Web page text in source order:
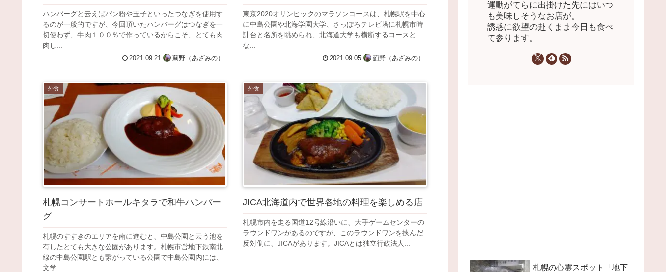
ハンバーグと云えばパン粉や玉子といったつなぎを使用す
るのが一般的ですが、今回頂いたハンバーグはつなぎを一
切使わず、牛肉１００％で作っているからこそ、とても肉
肉し...
2021.09.21 薊野（あざみの）
東京2020オリンピックのマラソンコースは、札幌駅を中心
に中島公園や北海学園大学、さっぽろテレビ塔に札幌市時
計台と名所を眺められ、北海道大学も横断するコースと
な...
2021.09.05 薊野（あざみの）
外食
札幌コンサートホールキタラで和牛ハンバー
グ
札幌のすすきのエリアを南に進むと、中島公園と云う池を
有したとても大きな公園があります。札幌市営地下鉄南北
線の中島公園駅とも繋がっている公園で中島公園内には、
文学...
外食
JICA北海道内で世界各地の料理を楽しめる店
札幌市内を走る国道12号線沿いに、大手ゲームセンターの
ラウンドワンがあるのですが、このラウンドワンを挟んだ
反対側に、JICAがあります。JICAとは独立行政法人...
運動がてらに出掛けた先にはいつ
も美味しそうなお店が。
誘惑に欲望の赴くまま今日も食べ
て参ります。
札幌の心霊スポット「地下